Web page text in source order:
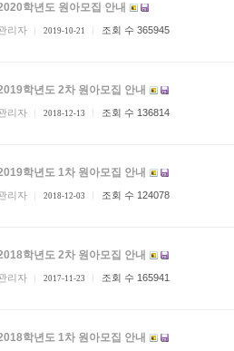
학년도 원아모집 안내
리자 2019-10-21 조회 수 365945
학년도 2차 원아모집 안내
리자 2018-12-13 조회 수 136814
학년도 1차 원아모집 안내
리자 2018-12-03 조회 수 124078
학년도 2차 원아모집 안내
리자 2017-11-23 조회 수 165941
학년도 1차 원아모집 안내